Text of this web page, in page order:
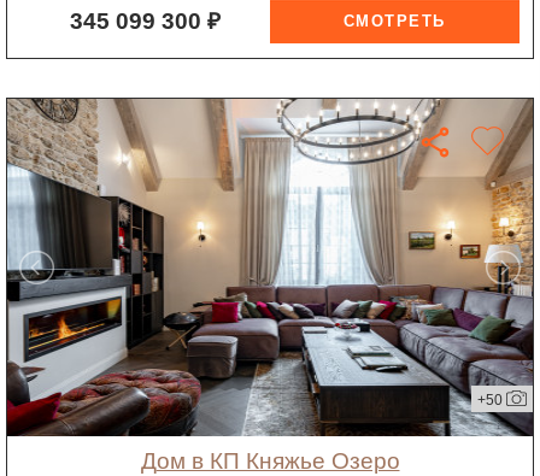
345 099 300 ₽
+50
дом в КП Княжье Озеро